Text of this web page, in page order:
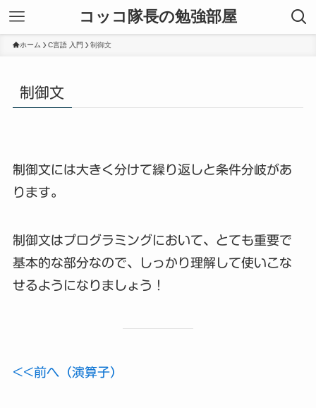
コッコ隊長の勉強部屋
ホーム C言語 入門 制御文
制御文
制御文には大きく分けて繰り返しと条件分岐があ
ります。
制御文はプログラミングにおいて、とても重要で
基本的な部分なので、しっかり理解して使いこな
せるようになりましょう！
<<前へ（演算子）